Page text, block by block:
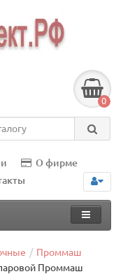
0
О фирме
Проммаш
Проммаш